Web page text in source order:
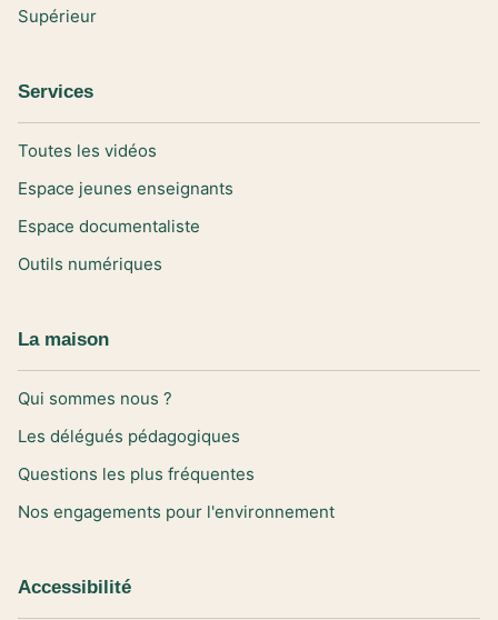
Supérieur
Services
Toutes les vidéos
Espace jeunes enseignants
Espace documentaliste
Outils numériques
La maison
Qui sommes nous ?
Les délégués pédagogiques
Questions les plus fréquentes
Nos engagements pour l'environnement
Accessibilité